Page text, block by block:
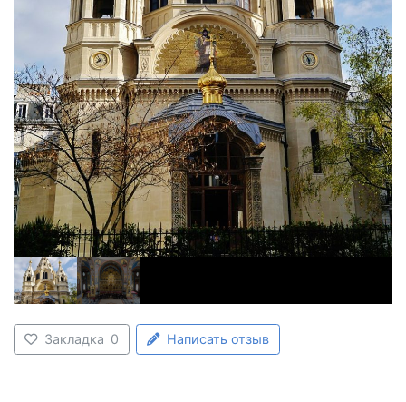
Закладка 0 Написать отзыв